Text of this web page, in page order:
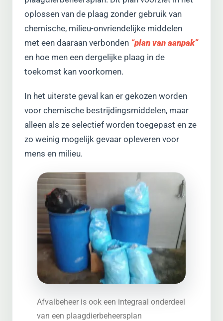
oplossen van de plaag zonder gebruik van
chemische, milieu-onvriendelijke middelen
met een daaraan verbonden “plan van aanpak”
en hoe men een dergelijke plaag in de
toekomst kan voorkomen.
In het uiterste geval kan er gekozen worden
voor chemische bestrijdingsmiddelen, maar
alleen als ze selectief worden toegepast en ze
zo weinig mogelijk gevaar opleveren voor
mens en milieu.
Afvalbeheer is ook een integraal onderdeel
van een plaagdierbeheersplan